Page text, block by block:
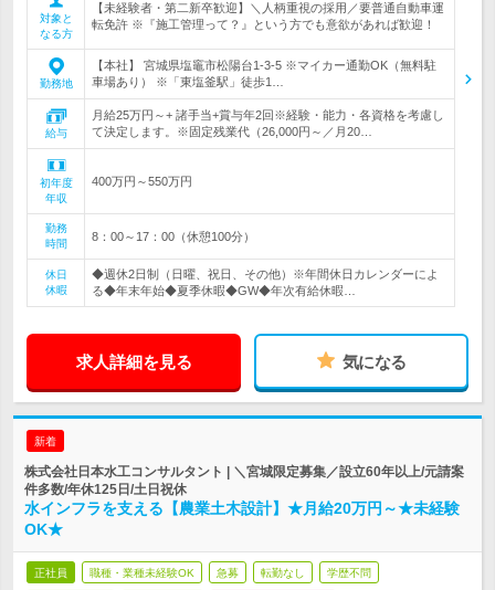
対象と
なる方
【未経験者・第二新卒歓迎】＼人柄重視の採用／要普通自動車運
転免許 ※『施工管理って？』という方でも意欲があれば歓迎！
勤務地
【本社】 宮城県塩竈市松陽台1-3-5 ※マイカー通勤OK（無料駐
車場あり） ※「東塩釜駅」徒歩1…
給与
月給25万円～+ 諸手当+賞与年2回※経験・能力・各資格を考慮し
て決定します。※固定残業代（26,000円～／月20…
初年度
年収
400万円～550万円
勤務
時間
8：00～17：00（休憩100分）
休日
休暇
◆週休2日制（日曜、祝日、その他）※年間休日カレンダーによ
る◆年末年始◆夏季休暇◆GW◆年次有給休暇…
求人詳細を見る 気になる
新着
株式会社日本水工コンサルタント | ＼宮城限定募集／設立60年以上/元請案
件多数/年休125日/土日祝休
水インフラを支える【農業土木設計】★月給20万円～★未経験
OK★
正社員 職種・業種未経験OK 急募 転勤なし 学歴不問